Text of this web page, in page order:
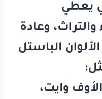
يعطي
وعادة
الباستل
وايت،